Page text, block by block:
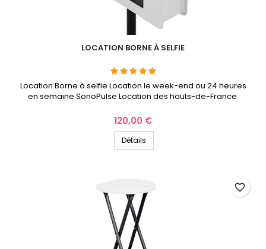
LOCATION BORNE À SELFIE
Location Borne à selfie Location le week-end ou 24 heures
en semaine SonoPulse Location des hauts-de-France
Prix
120,00 €
Détails
favorite_border